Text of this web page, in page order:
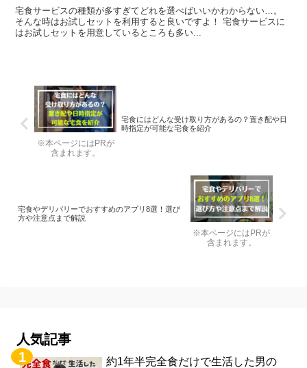
宅食サービスの種類が多すぎてどれを選べばいいかわからない…。
そんな時はお試しセットを利用すると良いですよ！ 宅食サービスに
はお試しセットを用意しているところも多い...
※本ページにはPRが
含まれます。
宅食にはどんな受け取り方があるの？置き配や日
時指定が可能な宅食を紹介
※本ページにはPRが
含まれます。
宅食やデリバリーでおすすめのアプリ8選！選び
方や注意点まで解説
人気記事
約1年半完全食だけで生活した男の